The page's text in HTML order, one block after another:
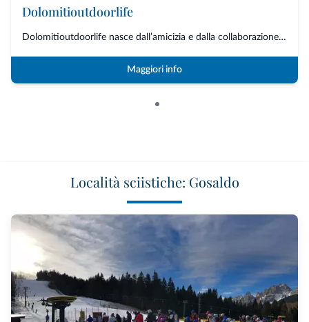
Dolomitioutdoorlife
Dolomitioutdoorlife nasce dall’amicizia e dalla collaborazione di professio...
Maggiori info
Località sciistiche: Gosaldo